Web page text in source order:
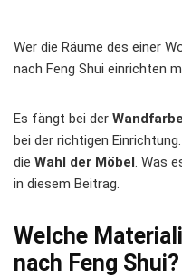
Wer die Räume des einer
nach Feng Shui einrichten
Es fängt bei der
bei der richtigen
die Wahl der Möbel. Was
in diesem Beitrag.
Welche
nach Feng Shui?